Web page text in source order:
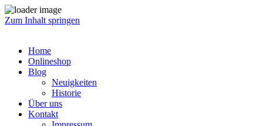
Zum Inhalt springen
Home
Onlineshop
Blog
Neuigkeiten
Historie
Über uns
Kontakt